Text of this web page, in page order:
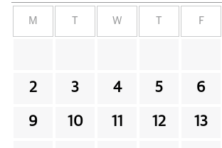
M W F
2 3 4 5 6
9 10 11 12 13